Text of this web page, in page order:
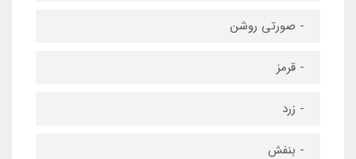
- صورتی روشن
- قرمز
- زرد
- بنفش